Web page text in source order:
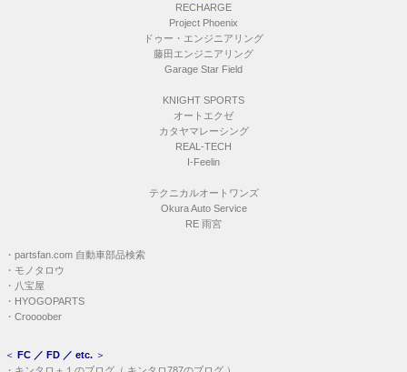
RECHARGE
Project Phoenix
ドゥー・エンジニアリング
藤田エンジニアリング
Garage Star Field
KNIGHT SPORTS
オートエクゼ
カタヤマレーシング
REAL-TECH
I-Feelin
テクニカルオートワンズ
Okura Auto Service
RE 雨宮
・ partsfan.com 自動車部品検索
・ モノタロウ
・ 八宝屋
・ HYOGOPARTS
・ Croooober
＜ FC ／ FD ／ etc. ＞